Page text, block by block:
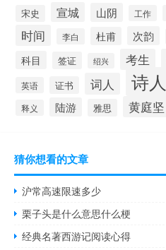
宋史 宣城 山阴 工作
时间 李白 杜甫 次韵
科目 签证 绍兴 考生
英语 证书 词人 诗人
释义 陆游 雅思 黄庭坚
猜你想看的文章
沪常高速限速多少
栗子头是什么意思什么梗
经典名著西游记阅读心得